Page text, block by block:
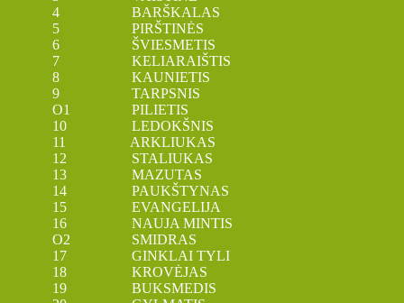
4 BARŠKALAS
5 PIRŠTINĖS
6 ŠVIESMETIS
7 KELIARAIŠTIS
8 KAUNIETIS
9 TARPSNIS
O1 PILIETIS
10 LEDOKŠNIS
11 ARKLIUKAS
12 STALIUKAS
13 MAZUTAS
14 PAUKŠTYNAS
15 EVANGELIJA
16 NAUJA MINTIS
O2 SMIDRAS
17 GINKLAI TYLI
18 KROVĖJAS
19 BUKSMEDIS